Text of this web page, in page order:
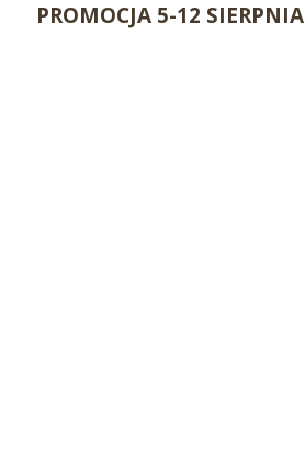
PROMOCJA 5-12 SIERPNIA